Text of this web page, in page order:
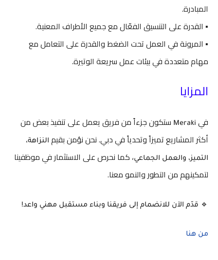
المبادرة.
▪️ القدرة على التنسيق الفعّال مع جميع الأطراف المعنية.
▪️ المرونة في العمل تحت الضغط والقدرة على التعامل مع
مهام متعددة في بيئات عمل سريعة الوتيرة.
المزايا
في Meraki ستكون جزءاً من فريق يعمل على تنفيذ بعض من
أكثر المشاريع تميزاً وتحدياً في دبي. نحن نؤمن بقيم النزاهة،
التميز، والعمل الجماعي، كما نحرص على الاستثمار في موظفينا
لتمكينهم من التطور والنمو معنا.
🔹 قدّم الآن للانضمام إلى فريقنا وبناء مستقبل مهني واعد!
من هنا